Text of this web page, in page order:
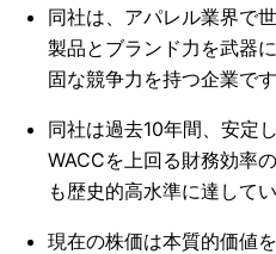
同社は、アパレル業界で
製品とブランド力を武器
固な競争力を持つ企業です
同社は過去10年間、安定
WACCを上回る財務効率
も歴史的高水準に達して
現在の株価は本質的価値